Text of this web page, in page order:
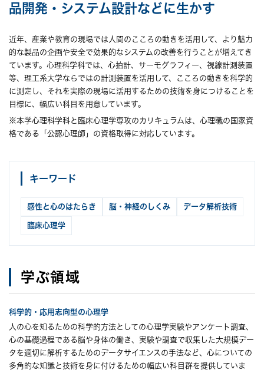
品開発・システム設計などに生かす
近年、産業や教育の現場では人間のこころの動きを活用して、より魅力
的な製品の企画や安全で効果的なシステムの改善を行うことが増えてき
ています。心理科学科では、心拍計、サーモグラフィー、視線計測装置
等、理工系大学ならではの計測装置を活用して、こころの動きを科学的
に測定し、それを実際の現場に活用するための技術を身につけることを
目標に、幅広い科目を用意しています。
※本学心理科学科と臨床心理学専攻のカリキュラムは、心理職の国家資
格である「公認心理師」の資格取得に対応しています。
キーワード
感性と心のはたらき 脳・神経のしくみ データ解析技術
臨床心理学
学ぶ領域
科学的・応用志向型の心理学
人の心を知るための科学的方法としての心理学実験やアンケート調査、
心の基礎過程である脳や身体の働き、実験や調査で収集した大規模デー
タを適切に解析するためのデータサイエンスの手法など、心についての
多角的な知識と技術を身に付けるための幅広い科目群を提供していま